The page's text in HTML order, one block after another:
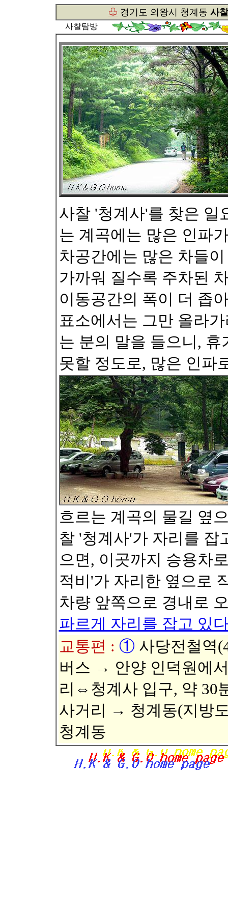
♧ 경기도 의왕시 청계동 사
사찰탐방
사찰 '청계사'를 찾은 일
는 계곡에는 많은 인파
차공간에는 많은 차들
가까워 질수록 주차된
이동공간의 폭이 더 좁
표소에서는 그만 올라
는 분의 말을 들으니,
못할 정도로, 많은 인파
흐르는 계곡의 물길 옆
찰 '청계사'가 자리를 잡
으면, 이곳까지 승용차
적비'가 자리한 옆으로
차량 앞쪽으로 경내로
파르게 자리를 잡고 있
교통편 : ① 사당전철역
버스 → 안양 인덕원에
리⇔청계사 입구, 약 30
사거리 → 청계동(지
청계동